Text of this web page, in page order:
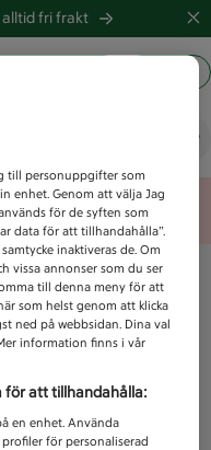
alltid fri frakt
till personuppgifter som
enhet. Genom att välja Jag
för de syften som
data för att tillhandahålla”.
inaktiveras de. Om
vissa annonser som du ser
till denna meny för att
som helst genom att klicka
ned på webbsidan. Dina val
information finns i vår
för att tillhandahålla:
en enhet. Använda
för personaliserad